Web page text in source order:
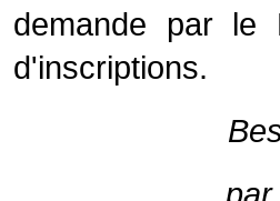
demande par le
d'inscriptions.